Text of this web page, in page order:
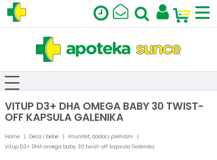
VITUP D3+ DHA OMEGA BABY 30 TWIST-
OFF KAPSULA GALENIKA
Home Deca i bebe
Imunitet, dodaci prehrani
Vitup D3+ DHA omega baby 30 twist-off kapsula Galenika